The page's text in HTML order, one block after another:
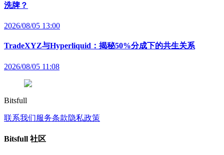
洗牌？
2026/08/05 13:00
TradeXYZ与Hyperliquid：揭秘50%分成下的共生关系
2026/08/05 11:08
Bitsfull
联系我们服务条款隐私政策
Bitsfull 社区